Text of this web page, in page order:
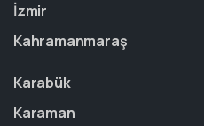
İzmir
Kahramanmaraş
Karabük
Karaman